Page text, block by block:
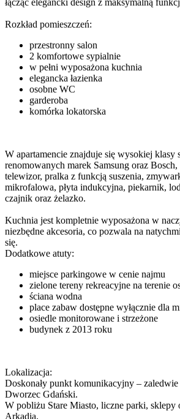
łącząc elegancki design z maksymalną
Rozkład pomieszczeń:
przestronny salon
2 komfortowe sypialnie
w pełni wyposażona kuchnia
elegancka łazienka
osobne WC
garderoba
komórka lokatorska
W apartamencie znajduje się wysokiej klasy
renomowanych marek Samsung oraz Bosch,
telewizor, pralka z funkcją suszenia,
mikrofalowa, płyta indukcyjna, piekarnik,
czajnik oraz żelazko.
Kuchnia jest kompletnie wyposażona w
niezbędne akcesoria, co pozwala na
się.
Dodatkowe atuty:
miejsce parkingowe w cenie najmu
zielone tereny rekreacyjne na terenie
ściana wodna
place zabaw dostępne wyłącznie dla
osiedle monitorowane i strzeżone
budynek z 2013 roku
Lokalizacja:
Doskonały punkt komunikacyjny –
Dworzec Gdański.
W pobliżu Stare Miasto, liczne parki, sklepy
Arkadia.